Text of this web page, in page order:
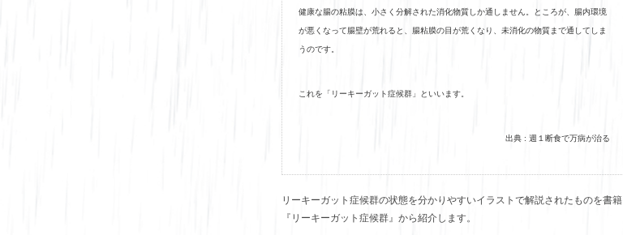
健康な腸の粘膜は、小さく分解された消化物質しか通しません。ところが、腸内環境
が悪くなって腸壁が荒れると、腸粘膜の目が荒くなり、未消化の物質まで通してしま
うのです。
これを「リーキーガット症候群」といいます。
出典 : 週１断食で万病が治る
リーキーガット症候群の状態を分かりやすいイラストで解説されたものを書籍
『リーキーガット症候群』から紹介します。